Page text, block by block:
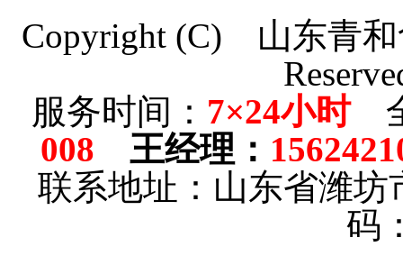
Copyright (C) 山东青
服务时间： 7×24小时全
008 王经理 ：
联系地址：山东省潍
码